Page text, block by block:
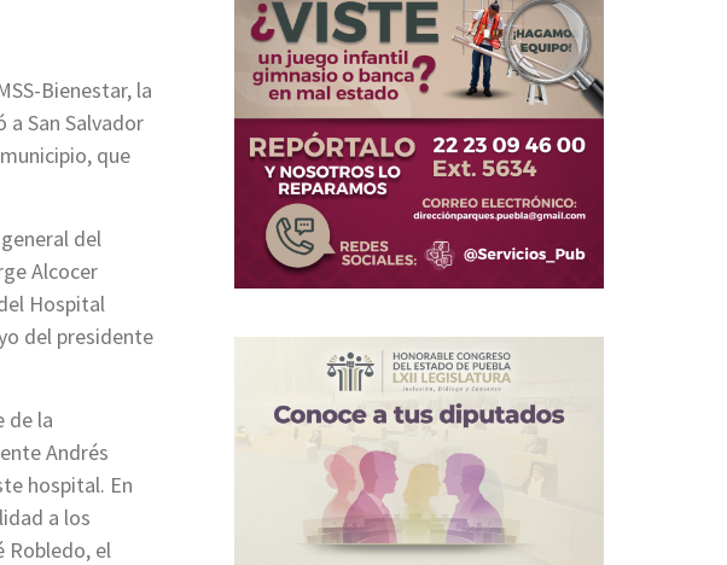
Bienestar, la
San Salvador
que
del
Alcocer
Hospital
del presidente
de la
Andrés
hospital. En
a los
Robledo, el